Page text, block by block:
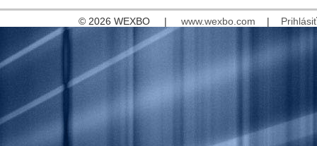
© 2026 WEXBO | www.wexbo.com | Prihlásiť